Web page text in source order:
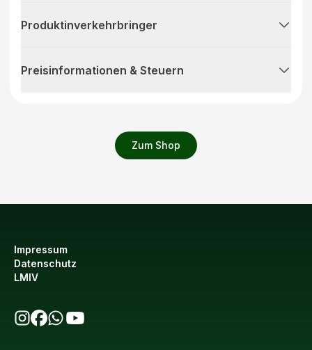
Zum Shop
Produktinverkehrbringer
Preisinformationen & Steuern
Impressum
Datenschutz
LMIV